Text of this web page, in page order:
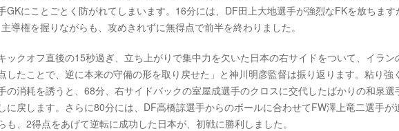
GKにことごとく防がれてしまいます。16分には、DF田上大地選手が強烈なFKを放ちます
導権を握りながらも、攻めきれずに無得点で前半を終わりました。
ックオフ直後の15秒過ぎ、立ち上がりで集中力を欠いた日本の右サイドをついて、イラン
したことで、逆に本来の守備の形を取り戻せた」と神川明彦監督は振り返ります。粘り強
の消耗を誘うと、68分、右サイドバックの室屋成選手のクロスに交代したばかりの和泉選
に戻します。さらに80分には、DF高橋諒選手からのボールに合わせてFW澤上竜二選手が
、2得点をあげて逆転に成功した日本が、初戦に勝利しました。